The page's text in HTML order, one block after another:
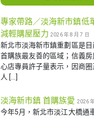
專家帶路／淡海新市鎮低
減輕購屋壓力 2026 年 8 月 7 日
新北市淡海新市鎮重劃區是
首購族最友善的區域；信義
心店專員許子量表示，因商
人 […]
淡海新市鎮 首購族愛 2026
今年5月，新北市淡江大橋通